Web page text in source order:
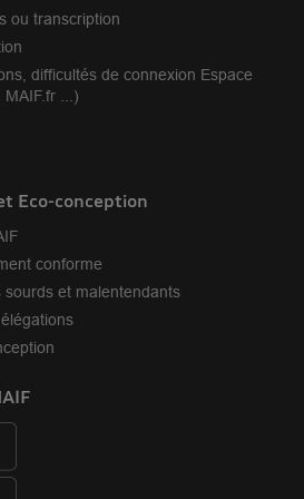
ou transcription
difficultés de connexion Espace
...)
Eco-conception
conforme
sourds et malentendants